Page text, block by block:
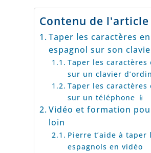
Contenu de l'article
Taper les caractères en
espagnol sur son
Taper les caractères
sur un clavier
Taper les caractères
sur un téléphone 📱
Vidéo et formation
loin
Pierre t’aide à taper
espagnols en vidéo